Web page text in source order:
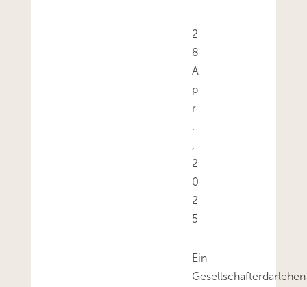
2
8
A
p
r
.
,
2
0
2
5
Ein
Gesellschafterdarlehen